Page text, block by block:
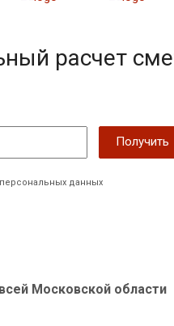
расчет
данных
Московской области